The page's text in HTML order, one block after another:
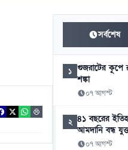
সর্বশেষ
১ গুজরাটের কূপে
শঙ্কা
০৭ আগস্ট
২ ৪১ বছরের
আমদানি বন্ধ
০৭ আগস্ট